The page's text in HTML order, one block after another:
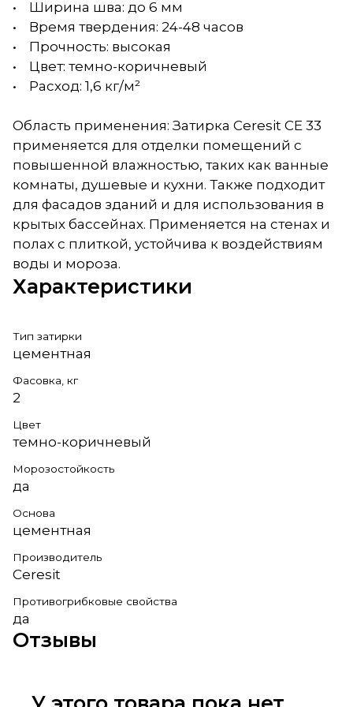
• Ширина шва: до 6 мм
• Время твердения: 24-48 часов
• Прочность: высокая
• Цвет: темно-коричневый
• Расход: 1,6 кг/м²
Область применения: Затирка Ceresit CE 33
применяется для отделки помещений с
повышенной влажностью, таких как ванные
комнаты, душевые и кухни. Также подходит
для фасадов зданий и для использования в
крытых бассейнах. Применяется на стенах и
полах с плиткой, устойчива к воздействиям
воды и мороза.
Характеристики
Тип затирки
цементная
Фасовка, кг
2
Цвет
темно-коричневый
Морозостойкость
да
Основа
цементная
Производитель
Ceresit
Противогрибковые свойства
да
Отзывы